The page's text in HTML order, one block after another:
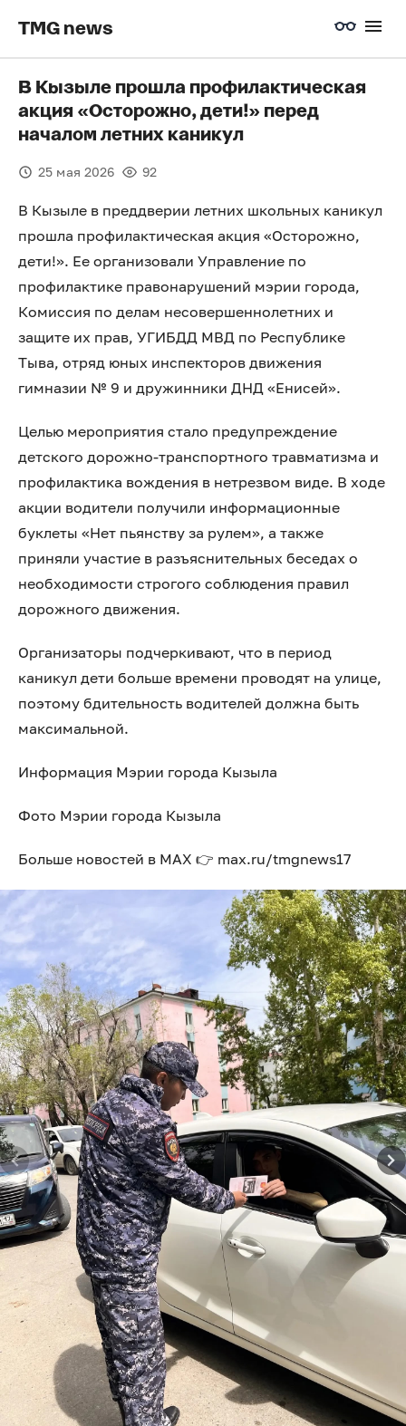
TMG news
В Кызыле прошла профилактическая
акция «Осторожно, дети!» перед
началом летних каникул
25 мая 2026 92
В Кызыле в преддверии летних школьных каникул
прошла профилактическая акция «Осторожно,
дети!». Ее организовали Управление по
профилактике правонарушений мэрии города,
Комиссия по делам несовершеннолетних и
защите их прав, УГИБДД МВД по Республике
Тыва, отряд юных инспекторов движения
гимназии № 9 и дружинники ДНД «Енисей».
Целью мероприятия стало предупреждение
детского дорожно-транспортного травматизма и
профилактика вождения в нетрезвом виде. В ходе
акции водители получили информационные
буклеты «Нет пьянству за рулем», а также
приняли участие в разъяснительных беседах о
необходимости строгого соблюдения правил
дорожного движения.
Организаторы подчеркивают, что в период
каникул дети больше времени проводят на улице,
поэтому бдительность водителей должна быть
максимальной.
Информация Мэрии города Кызыла
Фото Мэрии города Кызыла
Больше новостей в МАХ 👉 max.ru/tmgnews17